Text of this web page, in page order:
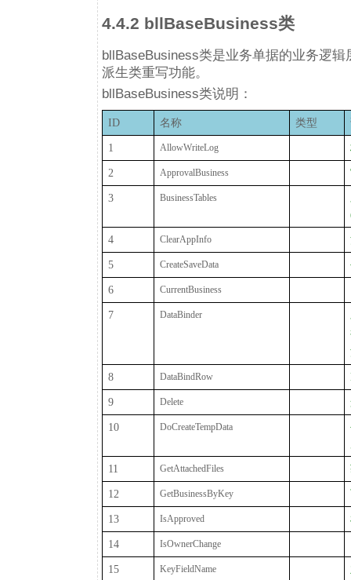
4.4.2 bllBaseBusiness类
bllBaseBusiness类是业务单据的业务逻
派生类重写功能。
bllBaseBusiness类说明：
ID 名称 类型
1 AllowWriteLog
2 ApprovalBusiness
3 BusinessTables
4 ClearAppInfo
5 CreateSaveData
6 CurrentBusiness
7 DataBinder
8 DataBindRow
9 Delete
10 DoCreateTempData
11 GetAttachedFiles
12 GetBusinessByKey
13 IsApproved
14 IsOwnerChange
15 KeyFieldName